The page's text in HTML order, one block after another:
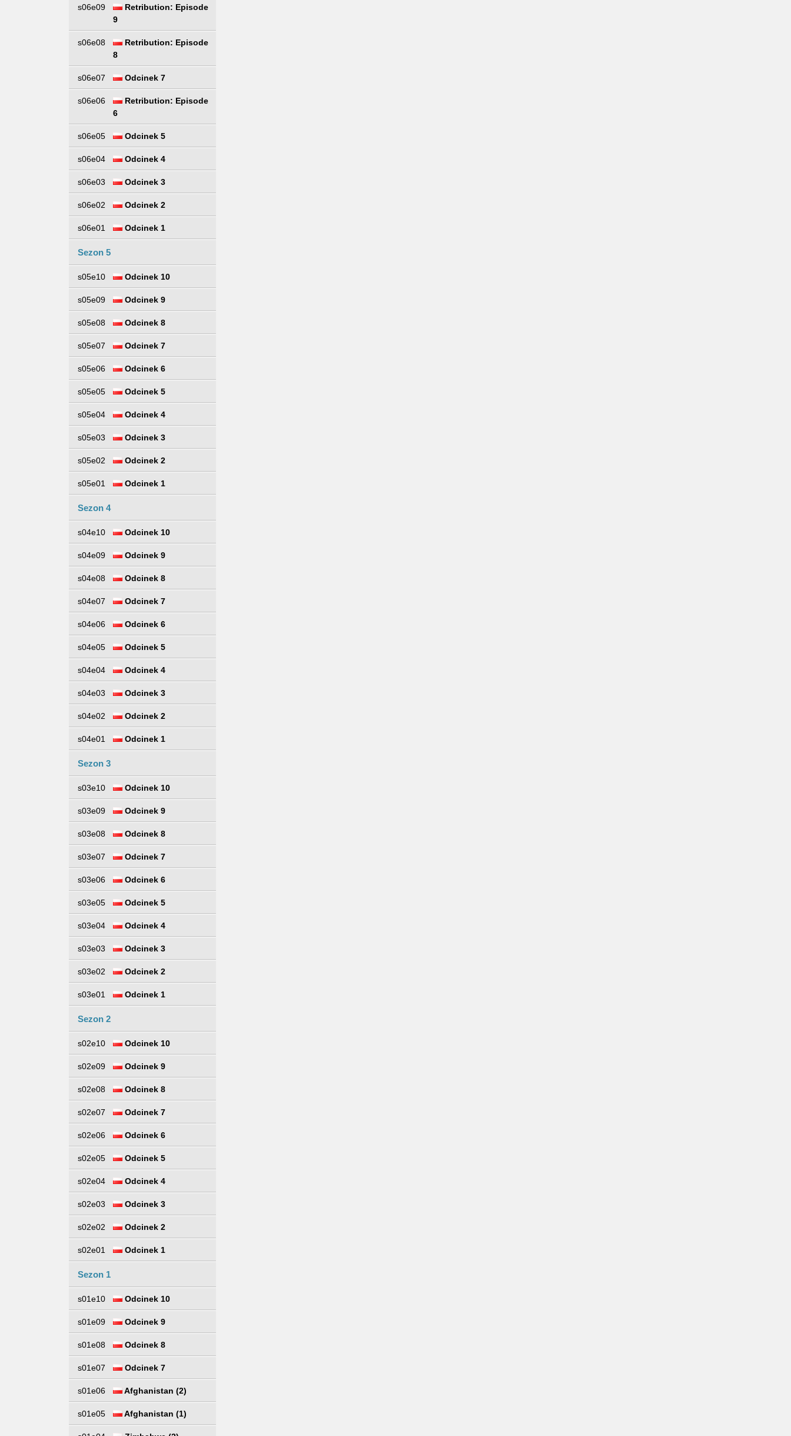
s06e09
Retribution: Episode
9
s06e08
Retribution: Episode
8
s06e07 Odcinek 7
s06e06
Retribution: Episode
6
s06e05 Odcinek 5
s06e04 Odcinek 4
s06e03 Odcinek 3
s06e02 Odcinek 2
s06e01 Odcinek 1
Sezon 5
s05e10 Odcinek 10
s05e09 Odcinek 9
s05e08 Odcinek 8
s05e07 Odcinek 7
s05e06 Odcinek 6
s05e05 Odcinek 5
s05e04 Odcinek 4
s05e03 Odcinek 3
s05e02 Odcinek 2
s05e01 Odcinek 1
Sezon 4
s04e10 Odcinek 10
s04e09 Odcinek 9
s04e08 Odcinek 8
s04e07 Odcinek 7
s04e06 Odcinek 6
s04e05 Odcinek 5
s04e04 Odcinek 4
s04e03 Odcinek 3
s04e02 Odcinek 2
s04e01 Odcinek 1
Sezon 3
s03e10 Odcinek 10
s03e09 Odcinek 9
s03e08 Odcinek 8
s03e07 Odcinek 7
s03e06 Odcinek 6
s03e05 Odcinek 5
s03e04 Odcinek 4
s03e03 Odcinek 3
s03e02 Odcinek 2
s03e01 Odcinek 1
Sezon 2
s02e10 Odcinek 10
s02e09 Odcinek 9
s02e08 Odcinek 8
s02e07 Odcinek 7
s02e06 Odcinek 6
s02e05 Odcinek 5
s02e04 Odcinek 4
s02e03 Odcinek 3
s02e02 Odcinek 2
s02e01 Odcinek 1
Sezon 1
s01e10 Odcinek 10
s01e09 Odcinek 9
s01e08 Odcinek 8
s01e07 Odcinek 7
s01e06 Afghanistan (2)
s01e05 Afghanistan (1)